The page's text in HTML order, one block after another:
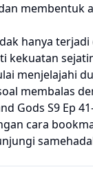
membentuk
hanya
kekuatan
menjelajahi
membalas
Gods S9 Ep
cara